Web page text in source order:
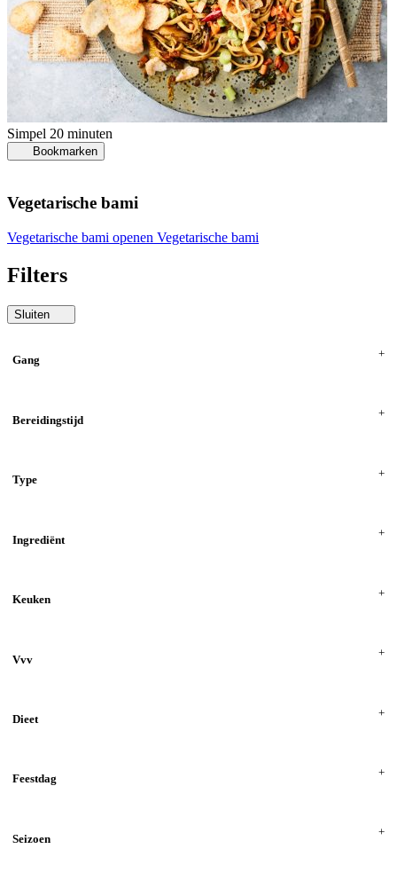
Simpel 20 minuten
Bookmarken
Vegetarische bami
Vegetarische bami openen Vegetarische bami
Filters
Sluiten
Gang
Bereidingstijd
Type
Ingrediënt
Keuken
Vvv
Dieet
Feestdag
Seizoen